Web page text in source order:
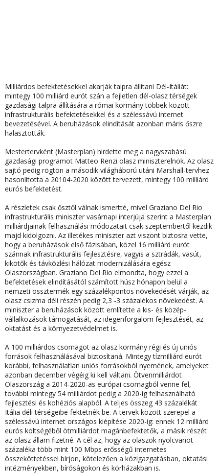
Milliárdos befektetésekkel akarják talpra állítani Dél-Itáliát:
mintegy 100 milliárd eurót szán a fejletlen dél-olasz térségek
gazdasági talpra állítására a római kormány többek között
infrastrukturális befektetésekkel és a szélessávú internet
bevezetésével. A beruházások elindítását azonban máris őszre
halasztották.
Mestertervként (Masterplan) hirdette meg a nagyszabású
gazdasági programot Matteo Renzi olasz miniszterelnök. Az olasz
sajtó pedig rögtön a második világháború utáni Marshall-tervhez
hasonlította a 20104-2020 között tervezett, mintegy 100 milliárd
eurós befektetést.
A részletek csak ősztől válnak ismertté, mivel Graziano Del Rio
infrastrukturális miniszter vasárnapi interjúja szerint a Masterplan
milliárdjainak felhasználási módozatait csak szeptembertől kezdik
majd kidolgozni. Az illetékes miniszter azt viszont biztosra vette,
hogy a beruházások első fázisában, közel 16 milliárd eurót
szánnak infrastrukturális fejlesztésre, vagyis a sztrádák, vasút,
kikötők és távközlési hálózat modernizálására egész
Olaszországban. Graziano Del Rio elmondta, hogy ezzel a
befektetések elindításától számított húsz hónapon belül a
nemzeti össztermék egy százalékpontos növekedését várják, az
olasz csizma déli részén pedig 2,3 -3 százalékos növekedést. A
miniszter a beruházások között említette a kis- és közép-
vállalkozások támogatását, az idegenforgalom fejlesztését, az
oktatást és a környezetvédelmet is.
A 100 milliárdos csomagot az olasz kormány régi és új uniós
források felhasználásával biztosítaná. Mintegy tízmilliárd eurót
korábbi, felhasználatlan uniós forrásokból nyernének, amelyeket
azonban december végéig ki kell váltani. Ötvenmilliárdot
Olaszország a 2014-2020-as európai csomagból venne fel,
további mintegy 54 milliárdot pedig a 2020-ig felhasználható
fejlesztési és kohéziós alapból. A teljes összeg 43 százalékát
Itália déli térségeibe fektetnék be. A tervek között szerepel a
szélessávú internet országos kiépítése 2020-ig: ennek 12 milliárd
eurós költségéből ötmilliárdot magánbefektetők, a másik részét
az olasz állam fizetné. A cél az, hogy az olaszok nyolcvanöt
százaléka több mint 100 Mbps erősségű internetes
összeköttetéssel bírjon, kötelezően a közigazgatásban, oktatási
intézményekben, bíróságokon és körházakban is.